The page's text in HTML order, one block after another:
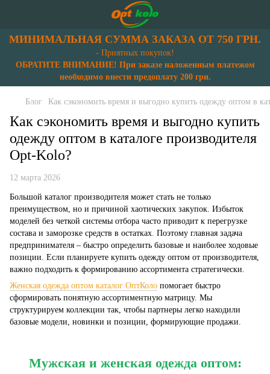
МИНИМАЛЬНАЯ СУММА ЗАКАЗА ОТ 750 ГРН.
- Приятных покупок!
ОБРАТИТЕ ВНИМАНИЕ! При заказе наложенным платежом
необходимо внести предоплату 200 грн.
Блог Как сэкономить время и выгодно купить одежду оптом в
Как сэкономить время и выгодно купить
одежду оптом в каталоге производителя
Opt-Kolo?
12 марта 2026
Большой каталог производителя может стать не только
преимуществом, но и причиной хаотических закупок. Избыток
моделей без четкой системы отбора часто приводит к перегрузке
состава и заморозке средств в остатках. Поэтому главная задача
предпринимателя – быстро определить базовые и наиболее ходовые
позиции. Если планируете купить одежду оптом от производителя,
важно подходить к формированию ассортимента стратегически.
Женская одежда оптом каталог ОптКоло помогает быстро
сформировать понятную ассортиментную матрицу. Мы
структурируем коллекции так, чтобы партнеры легко находили
базовые модели, новинки и позиции, формирующие продажи.
Мужская и женская одежда оптом: